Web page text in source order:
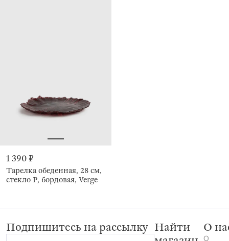
1 390 ₽
Тарелка обеденная, 28 см,
стекло Р, бордовая, Verge
Подпишитесь на рассылку Найти
О